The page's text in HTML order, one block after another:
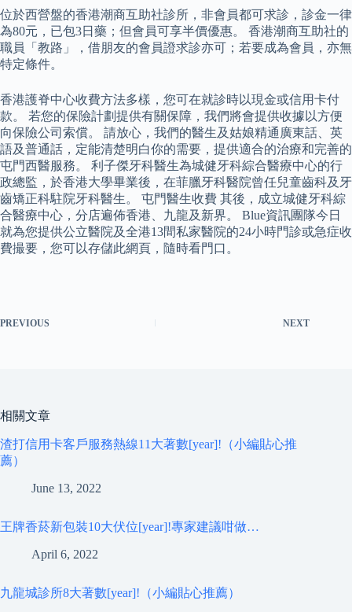
位於西營盤的香港潮商互助社診所，非會員都可求診，診金一律
為80元，已包3日藥；但會員可享半價優惠。 香港潮商互助社的
職員「教路」，借朋友的會員證求診亦可；若要成為會員，亦無
特定條件。
香港護脊中心收費方法多樣，您可在就診時以現金或信用卡付
款。 若您的保險計劃提供有關保障，我們將會提供收據以方便
向保險公司索償。 請放心，我們的醫生及姑娘精通廣東話、英
語及普通話，定能清楚明白你的需要，提供適合的治療和完善的
屯門西醫服務。 利子傑牙科醫生為城健牙科綜合醫療中心的行
政總監，於香港大學畢業後，在菲臘牙科醫院曾任兒童齒科及牙
齒矯正科駐院牙科醫生。 屯門醫生收費 其後，成立城健牙科綜
合醫療中心，分店遍佈香港、九龍及新界。 Blue資訊團隊今日
就為您提供公立醫院及全港13間私家醫院的24小時門診或急症收
費撮要，您可以存儲此網頁，隨時看門口。
PREVIOUS NEXT
相關文章
渣打信用卡客戶服務熱線11大著數[year]!（小編貼心推
薦）
June 13, 2022
王牌香菸新包裝10大伏位[year]!專家建議咁做…
April 6, 2022
九龍城診所8大著數[year]!（小編貼心推薦）